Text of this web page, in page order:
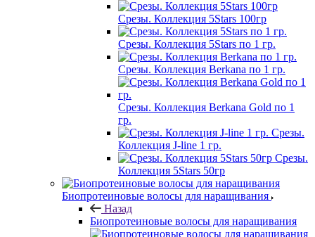
Срезы. Коллекция 5Stars 100гр
Срезы. Коллекция 5Stars по 1 гр.
Срезы. Коллекция Berkana по 1 гр.
Срезы. Коллекция Berkana Gold по 1
гр.
Срезы.
Коллекция J-line 1 гр.
Срезы.
Коллекция 5Stars 50гр
Биопротеиновые волосы для наращивания
Назад
Биопротеиновые волосы для наращивания